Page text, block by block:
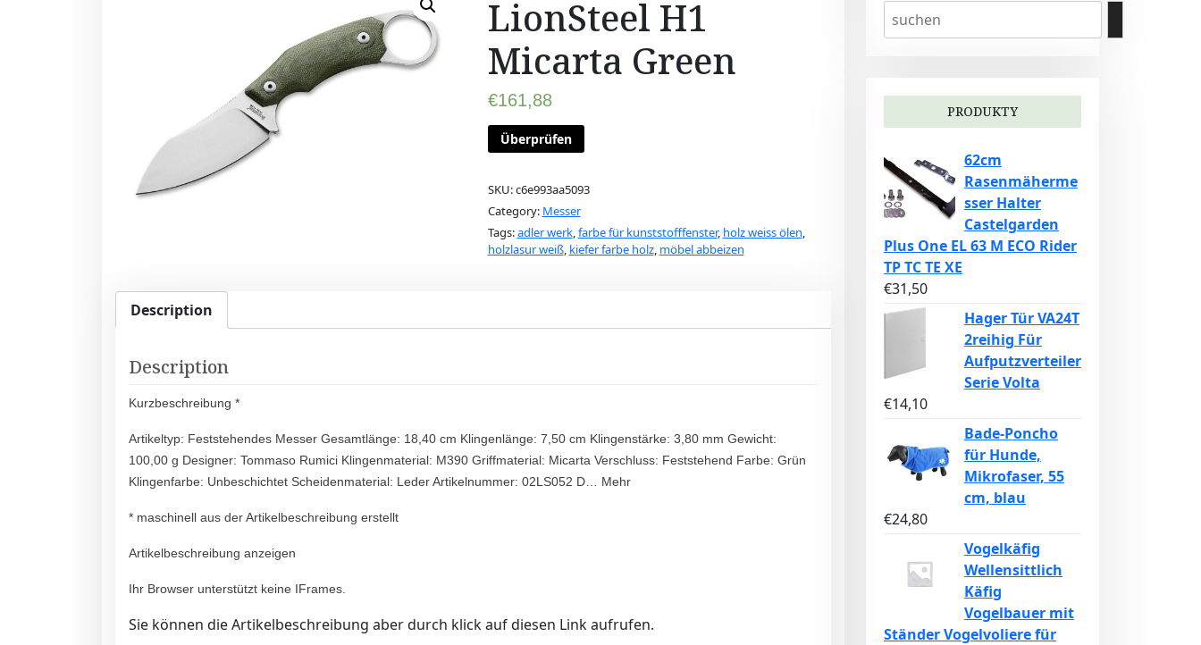
LionSteel H1
Micarta Green
€161,88
Überprüfen
SKU:c6e993aa5093
Category: Messer
Tags:adler werk,farbe für kunststofffenster, holz weiss ölen,
holzlasur weiß, kiefer farbe holz, möbel abbeizen
Description
Description
Kurzbeschreibung *
Artikeltyp: Feststehendes Messer Gesamtlänge: 18,40 cm Klingenlänge: 7,50 cm Klingenstärke: 3,80 mm Gewicht:
100,00 g Designer: Tommaso Rumici Klingenmaterial: M390 Griffmaterial: Micarta Verschluss: Feststehend Farbe: Grün
Klingenfarbe: Unbeschichtet Scheidenmaterial: Leder Artikelnummer: 02LS052 D… Mehr
* maschinell aus der Artikelbeschreibung erstellt
Artikelbeschreibung anzeigen
Ihr Browser unterstützt keine IFrames.
Sie können die Artikelbeschreibung aber durch klick auf diesen Link aufrufen.
PRODUKTY
62cm
Rasenmäherme
sser Halter
Castelgarden
Plus One EL 63 M ECO Rider
TP TC TE XE
€31,50
Hager Tür VA24T
2reihig Für
Aufputzverteiler
Serie Volta
€14,10
Bade-Poncho
für Hunde,
Mikrofaser, 55
cm, blau
€24,80
Vogelkäfig
Wellensittlich
Käfig
Vogelbauer mit
Ständer Vogelvoliere für